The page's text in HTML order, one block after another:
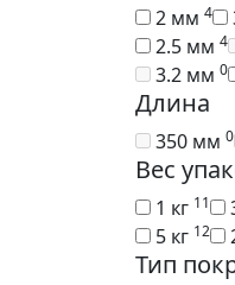
2 мм 4
2.5 мм 4
3.2 мм 0
Длина
350 мм 0
Вес
1 кг 11
5 кг 12
Тип